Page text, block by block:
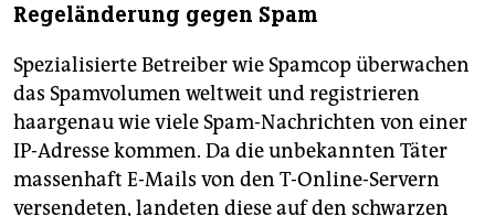
Regeländerung gegen Spam
Spezialisierte Betreiber wie Spamcop überwachen
das Spamvolumen weltweit und registrieren
haargenau wie viele Spam-Nachrichten von einer
IP-Adresse kommen. Da die unbekannten Täter
massenhaft E-Mails von den T-Online-Servern
versendeten, landeten diese auf den schwarzen